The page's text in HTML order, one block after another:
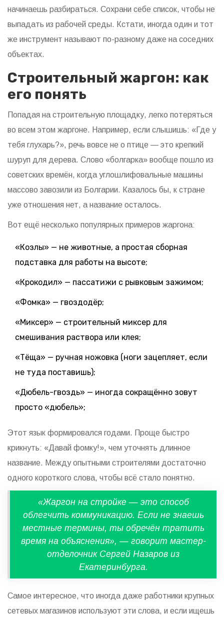
начинаешь разбираться. Сохрани себе список, чтобы не
выпадать из рабочей среды. Кстати, иногда один и тот
же инструмент называют по-разному даже на соседних
объектах.
Строительный жаргон: как
его понять
Попадая на строительную площадку, легко потеряться
во всем этом жаргоне. Например, если слышишь: «Где у
тебя глухарь?», речь вовсе не о птице — это крепкий
шуруп для дерева. Слово «болгарка» вообще пошло из
советских времён, когда углошлифовальные машины
массово завозили из Болгарии. Казалось бы, к стране
уже отношения нет, а название осталось.
Вот ещё несколько популярных примеров жаргона:
«Козлы» — не животные, а простая сборная
подставка для работы на высоте;
«Крокодил» — пассатижи с рывковым зажимом;
«Фомка» — гвоздодёр;
«Миксер» — строительный миксер для
смешивания раствора или клея;
«Тёща» — ручная ножовка (ноги зацепляет, если
не туда поставишь);
«Дюбель-гвоздь» — иногда сокращённо зовут
просто «дюбель»;
Этот язык формировался годами. Проще быстро
крикнуть: «Давай фомку!», чем уточнять длинное
название. Между опытными строителями достаточно
одного короткого слова, чтобы всё стало понятно.
«Жаргон на стройке — это способ
облегчить коммуникацию. Если не знаешь
местные термины, ты обречён тратить
время на объяснения», — говорит мастер-
отделочник Сергей Назаров из
Екатеринбурга.
Самое интересное, что иногда даже работники крупных
сетевых магазинов используют эти слова, и если ищешь